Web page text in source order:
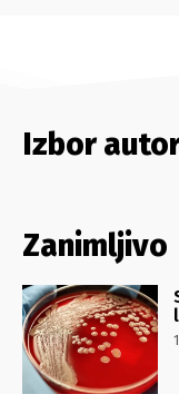
Izbor
Zanimljivo